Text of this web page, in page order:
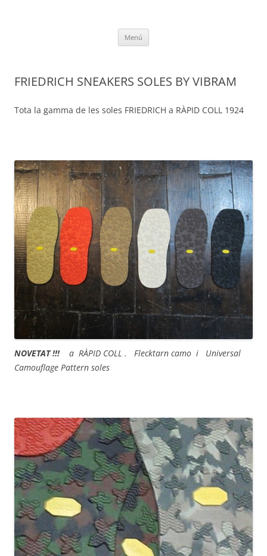
Menú
FRIEDRICH SNEAKERS SOLES BY VIBRAM
Tota la gamma de les soles FRIEDRICH a RÀPID COLL 1924
NOVETAT !!!a RÀPID COLL . Flecktarn camo i Universal
Camouflage Pattern soles